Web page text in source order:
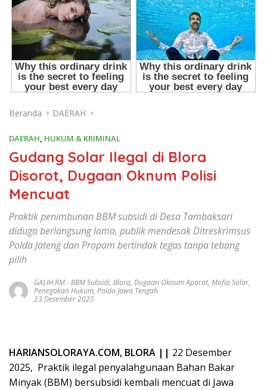
Beranda DAERAH
DAERAH, HUKUM & KRIMINAL
Gudang Solar Ilegal di Blora
Disorot, Dugaan Oknum Polisi
Mencuat
Praktik penimbunan BBM subsidi di Desa Tambaksari
diduga berlangsung lama, publik mendesak Ditreskrimsus
Polda Jateng dan Propam bertindak tegas tanpa tebang
pilih
GALIH RM-BBM Subsidi, Blora, Dugaan Oknum Aparat, Mafia Solar,
Penegakan Hukum, Polda Jawa Tengah
23 Desember 2025
HARIANSOLORAYA.COM, BLORA || 22 Desember
2025, Praktik ilegal penyalahgunaan Bahan Bakar
Minyak (BBM) bersubsidi kembali mencuat di Jawa